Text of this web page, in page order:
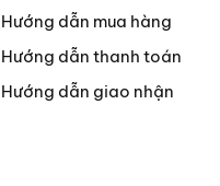
Hướng dẫn mua hàng
Hướng dẫn thanh toán
Hướng dẫn giao nhận